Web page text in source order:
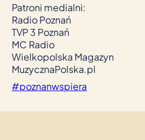
Patroni medialni:
Radio Poznań
TVP 3 Poznań
MC Radio
Wielkopolska Magazyn
MuzycznaPolska.pl
#poznanwspiera